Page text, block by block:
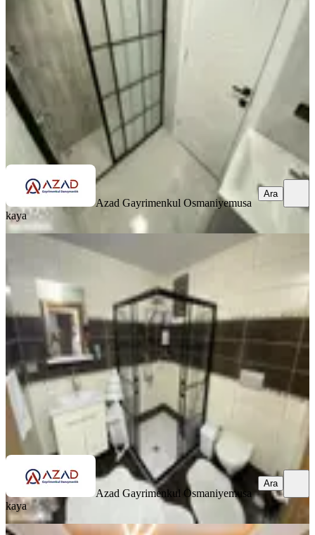
Merkez, Fakıuşağı Mahallesi
3+1 · 125 m²·4. Kat
4.500.000 ₺
Azad Gayrimenkul Osmaniyemusa kaya
Azad Gayrimenkul Osmaniyemusa
kaya
Ara
SİTE İÇİ
Azad-yediocak Mah.şehitler Parkı
Civarı Satılık 3+1 Açık Mutfak
Merkez, Yedi Ocak Mahallesi
3+1·135 m²·Yüksek giriş·25.06.2026
3.100.000 ₺
Azad Gayrimenkul Osmaniye musa kaya
Ara
Azad Gayrimenkul Osmaniyemusa
kaya
Ara
SİTE İÇİ